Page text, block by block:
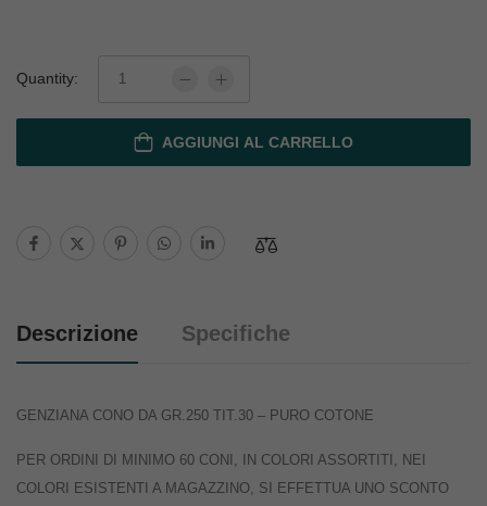
Quantity:
AGGIUNGI AL CARRELLO
Descrizione Specifiche
GENZIANA CONO DA GR.250 TIT.30 – PURO COTONE
PER ORDINI DI MINIMO 60 CONI, IN COLORI ASSORTITI, NEI
COLORI ESISTENTI A MAGAZZINO, SI EFFETTUA UNO SCONTO